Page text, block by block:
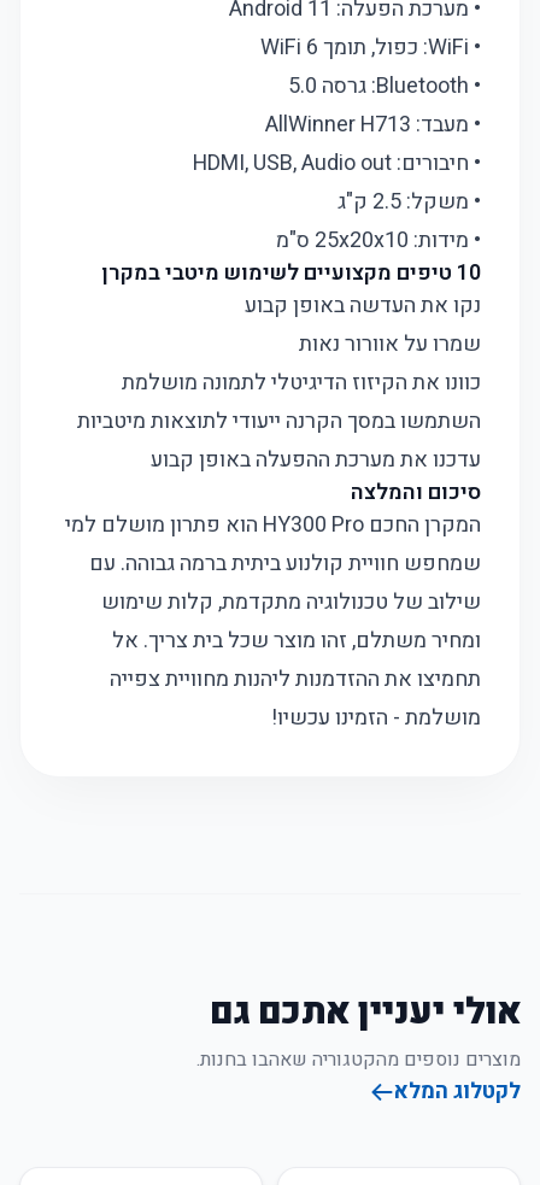
• מערכת הפעלה: Android 11
• WiFi: כפול, תומך WiFi 6
• Bluetooth: גרסה 5.0
• מעבד: AllWinner H713
• חיבורים: HDMI, USB, Audio out
• משקל: 2.5 ק"ג
• מידות: 25x20x10 ס"מ
10 טיפים מקצועיים לשימוש מיטבי במקרן
נקו את העדשה באופן קבוע
שמרו על אוורור נאות
כוונו את הקיזוז הדיגיטלי לתמונה מושלמת
השתמשו במסך הקרנה ייעודי לתוצאות מיטביות
עדכנו את מערכת ההפעלה באופן קבוע
סיכום והמלצה
המקרן החכם HY300 Pro הוא פתרון מושלם למי
שמחפש חוויית קולנוע ביתית ברמה גבוהה. עם
שילוב של טכנולוגיה מתקדמת, קלות שימוש
ומחיר משתלם, זהו מוצר שכל בית צריך. אל
תחמיצו את ההזדמנות ליהנות מחוויית צפייה
מושלמת - הזמינו עכשיו!
אולי יעניין אתכם גם
מוצרים נוספים מהקטגוריה שאהבו בחנות.
לקטלוג המלא